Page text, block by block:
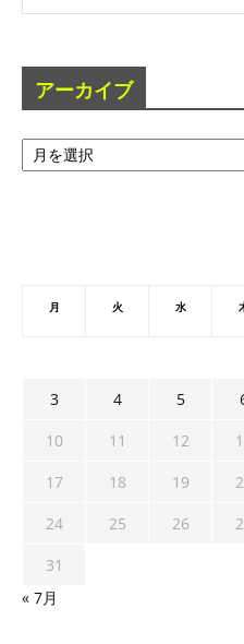
アーカイブ
ア
ー
月 火 水
3
4 5
10
11 12
17
18 19
24
25 26
31
« 7月